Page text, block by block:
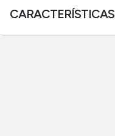
CARACTERÍSTICAS